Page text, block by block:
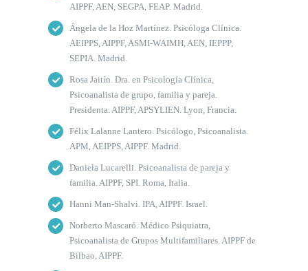
AIPPF, AEN, SEGPA, FEAP. Madrid.
Ángela de la Hoz Martínez. Psicóloga Clínica.
AEIPPS, AIPPF, ASMI-WAIMH, AEN, IEPPP,
SEPIA. Madrid.
Rosa Jaitín. Dra. en Psicología Clínica,
Psicoanalista de grupo, familia y pareja.
Presidenta. AIPPF, APSYLIEN. Lyon, Francia.
Félix Lalanne Lantero. Psicólogo, Psicoanalista.
APM, AEIPPS, AIPPF. Madrid.
Daniela Lucarelli. Psicoanalista de pareja y
familia. AIPPF, SPI. Roma, Italia.
Hanni Man-Shalvi. IPA, AIPPF. Israel.
Norberto Mascaró. Médico Psiquiatra,
Psicoanalista de Grupos Multifamiliares. AIPPF de
Bilbao, AIPPF.